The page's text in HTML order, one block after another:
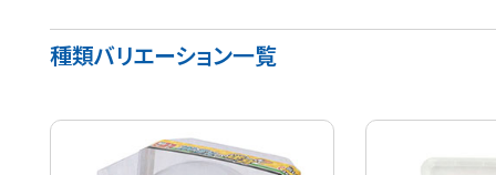
種類バリエーション一覧